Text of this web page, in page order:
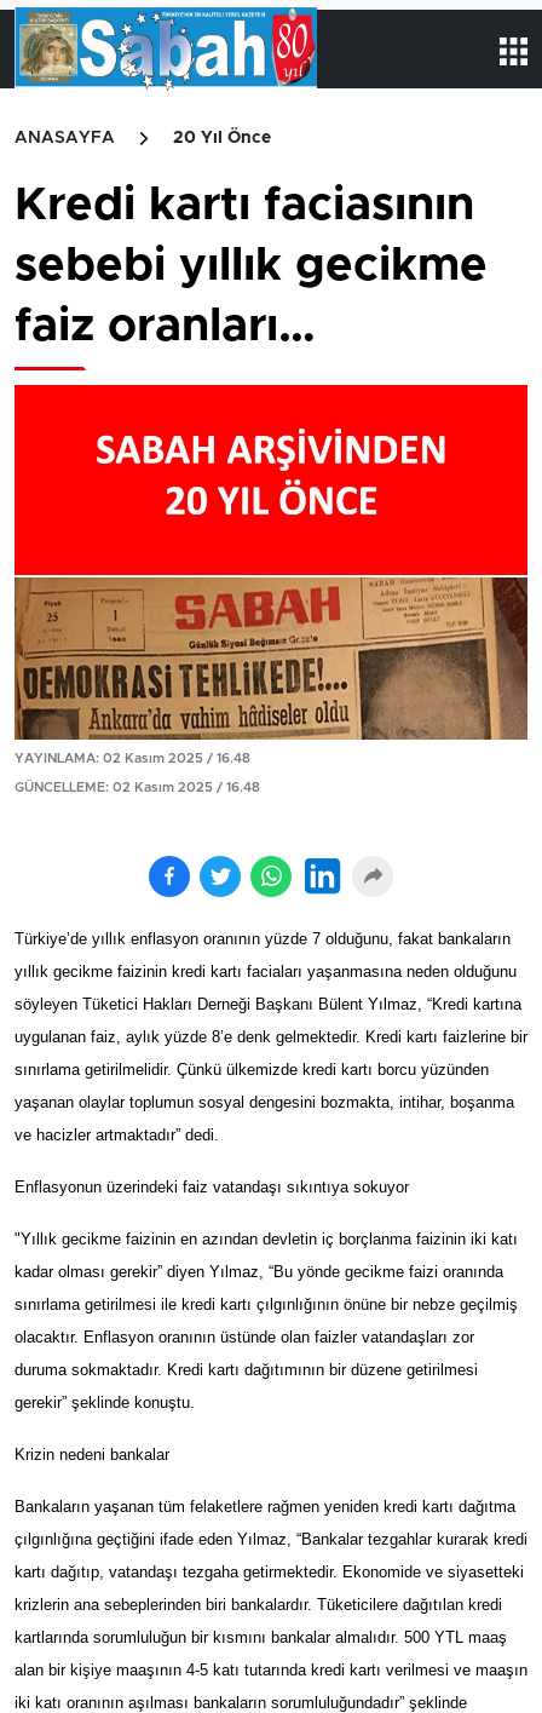
ANASAYFA 20 Yıl Önce
Kredi kartı faciasının
sebebi yıllık gecikme
faiz oranları…
YAYINLAMA: 02 Kasım 2025 / 16.48
GÜNCELLEME: 02 Kasım 2025 / 16.48
Türkiye’de yıllık enflasyon oranının yüzde 7 olduğunu, fakat bankaların
yıllık gecikme faizinin kredi kartı faciaları yaşanmasına neden olduğunu
söyleyen Tüketici Hakları Derneği Başkanı Bülent Yılmaz, “Kredi kartına
uygulanan faiz, aylık yüzde 8’e denk gelmektedir. Kredi kartı faizlerine bir
sınırlama getirilmelidir. Çünkü ülkemizde kredi kartı borcu yüzünden
yaşanan olaylar toplumun sosyal dengesini bozmakta, intihar, boşanma
ve hacizler artmaktadır” dedi.
Enflasyonun üzerindeki faiz vatandaşı sıkıntıya sokuyor
"Yıllık gecikme faizinin en azından devletin iç borçlanma faizinin iki katı
kadar olması gerekir” diyen Yılmaz, “Bu yönde gecikme faizi oranında
sınırlama getirilmesi ile kredi kartı çılgınlığının önüne bir nebze geçilmiş
olacaktır. Enflasyon oranının üstünde olan faizler vatandaş ları zor
duruma sokmaktadır. Kredi kartı dağıtımının bir düzene getirilmesi
gerekir” şeklinde konuştu.
Krizin nedeni bankalar
Bankaların yaşanan tüm felaketlere rağmen yeniden kredi kartı dağıtma
çılgınlığına geçtiğini ifade eden Yılmaz, “Bankalar tezgahlar kurarak kredi
kartı dağıtıp, vatandaşı tezgaha getirmektedir. Ekonomide ve siyasetteki
krizlerin ana sebeplerinden biri bankalardır. Tüketicilere dağıtılan kredi
kartlarında sorumluluğun bir kısmını bankalar almalıdır. 500 YTL maaş
alan bir kişiye maaşının 4-5 katı tutarında kredi kartı verilmesi ve maaşın
iki katı oranının aşılması bankaların sorumluluğundadır” şeklinde